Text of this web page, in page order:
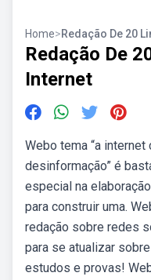
Home>Redação De 20
Redação De
Internet
Webo tema “a
desinformação” é
especial na
para construir uma.
redação sobre redes
para se atualizar
estudos e provas!